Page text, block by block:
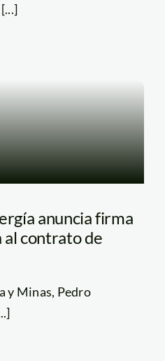
anuncia firma
al contrato de
y Minas, Pedro